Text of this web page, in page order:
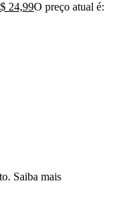
24,99O preço atual é:
Saiba mais